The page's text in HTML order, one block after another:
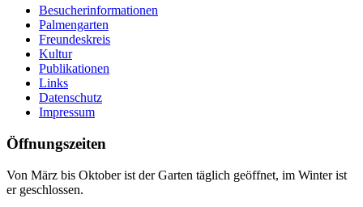
Besucherinformationen
Palmengarten
Freundeskreis
Kultur
Publikationen
Links
Datenschutz
Impressum
Öffnungszeiten
Von März bis Oktober ist der Garten täglich geöffnet, im Winter ist
er geschlossen.